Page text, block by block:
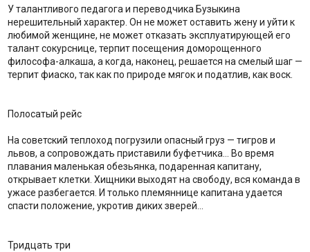
У талантливого педагога и переводчика Бузыкина
нерешительный характер. Он не может оставить жену и уйти к
любимой женщине, не может отказать эксплуатирующей его
талант сокурснице, терпит посещения доморощенного
философа-алкаша, а когда, наконец, решается на смелый шаг —
терпит фиаско, так как по природе мягок и податлив, как воск.
Полосатый рейс
На советский теплоход погрузили опасный груз — тигров и
львов, а сопровождать приставили буфетчика… Во время
плавания маленькая обезьянка, подаренная капитану,
открывает клетки. Хищники выходят на свободу, вся команда в
ужасе разбегается. И только племяннице капитана удается
спасти положение, укротив диких зверей…
Тридцать три